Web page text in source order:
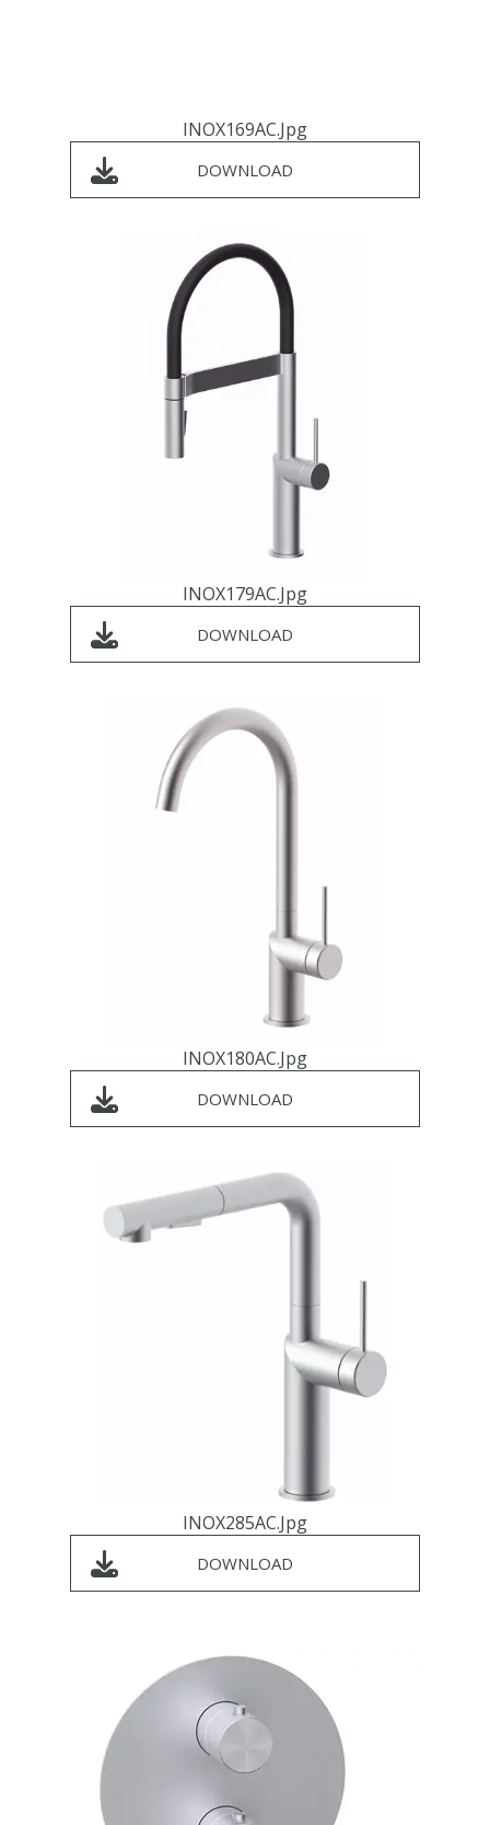
INOX169AC.jpg
DOWNLOAD
INOX179AC.jpg
DOWNLOAD
INOX180AC.jpg
DOWNLOAD
INOX285AC.jpg
DOWNLOAD